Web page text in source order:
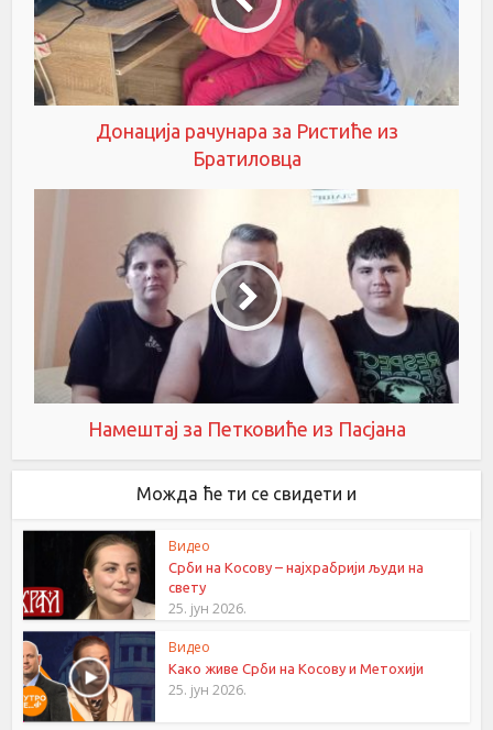
Донација рачунара за Ристиће из
Братиловца
Намештај за Петковиће из Пасјана
Можда ће ти се свидети и
Видео
Срби на Косову – најхрабрији људи на
свету
25. јун 2026.
Видео
Како живе Срби на Косову и Метохији
25. јун 2026.